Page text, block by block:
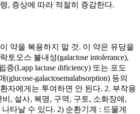
, 증상에 따라 적절히 증감한다.
약을 복용하지 말 것. 이 약은 유당을
토오스 불내성(galactose intolerance),
증(Lapp lactase dificiency) 또는 포도
galactosemalabsorption) 등의
자에게는 투여하면 안 된다. 2. 부작용
, 설사, 복명, 구역, 구토, 소화장애,
타날 수 있다. 2) 순환기계 : 드물게